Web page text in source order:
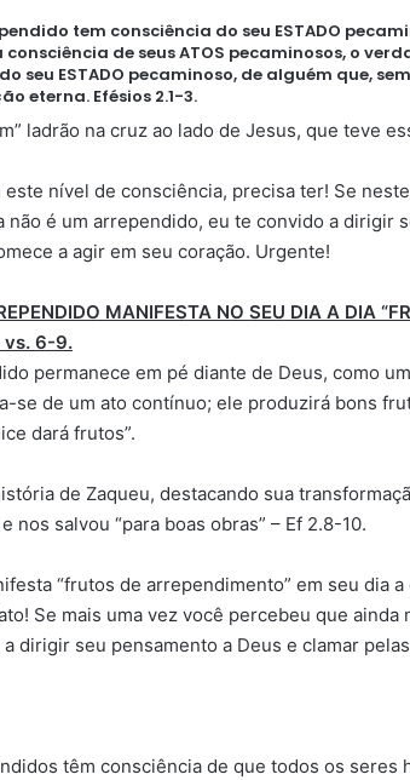
tem consciência do seu ESTADO
de seus ATOS pecaminosos, o
seu ESTADO pecaminoso, de alguém que,
eterna. Efésios 2.1-3.
ladrão na cruz ao lado de Jesus, que teve
este nível de consciência, precisa ter! Se
não é um arrependido, eu te convido a dirigir
a agir em seu coração. Urgente!
MANIFESTA NO SEU DIA A DIA
vs. 6-9.
permanece em pé diante de Deus, como
se de um ato contínuo; ele produzirá bons
dará frutos”.
de Zaqueu, destacando sua
nos salvou “para boas obras” – Ef 2.8-10.
“frutos de arrependimento” em seu dia
Se mais uma vez você percebeu que ainda
dirigir seu pensamento a Deus e clamar
têm consciência de que todos os seres